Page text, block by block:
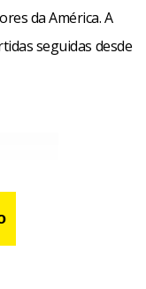
da América. A
seguidas desde